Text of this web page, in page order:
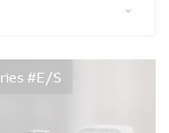
filtres#E/S